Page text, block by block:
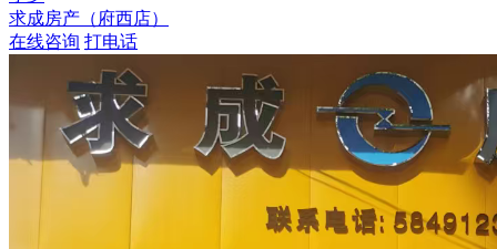
求成房产（府西店）
在线咨询 打电话